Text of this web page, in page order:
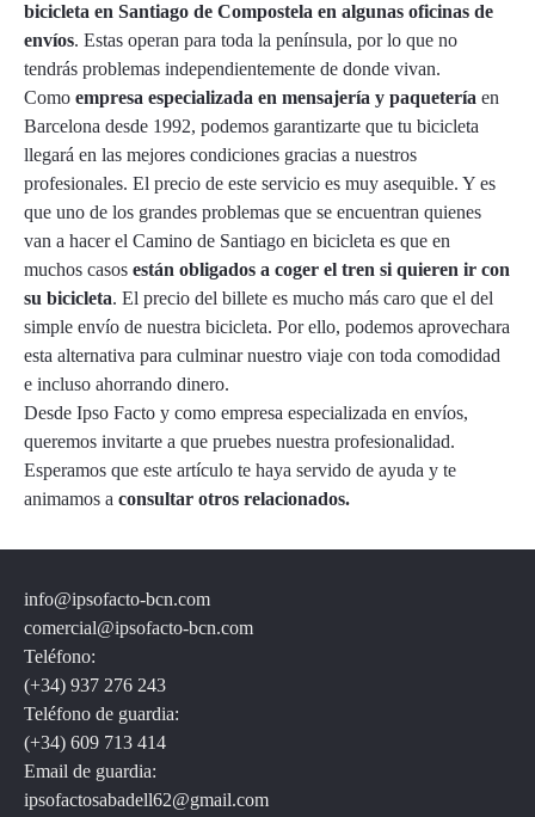
bicicleta en Santiago de Compostela en algunas oficinas de
envíos. Estas operan para toda la península, por lo que no
tendrás problemas independientemente de donde vivan.
Como empresa especializada en mensajería y paquetería en
Barcelona desde 1992, podemos garantizarte que tu bicicleta
llegará en las mejores condiciones gracias a nuestros
profesionales. El precio de este servicio es muy asequible. Y es
que uno de los grandes problemas que se encuentran quienes
van a hacer el Camino de Santiago en bicicleta es que en
muchos casos están obligados a coger el tren si quieren ir con
su bicicleta. El precio del billete es mucho más caro que el del
simple envío de nuestra bicicleta. Por ello, podemos aprovechara
esta alternativa para culminar nuestro viaje con toda comodidad
e incluso ahorrando dinero.
Desde Ipso Facto y como empresa especializada en envíos,
queremos invitarte a que pruebes nuestra profesionalidad.
Esperamos que este artículo te haya servido de ayuda y te
animamos a consultar otros relacionados.
info@ipsofacto-bcn.com
comercial@ipsofacto-bcn.com
Teléfono:
(+34) 937 276 243
Teléfono de guardia:
(+34) 609 713 414
Email de guardia:
ipsofactosabadell62@gmail.com